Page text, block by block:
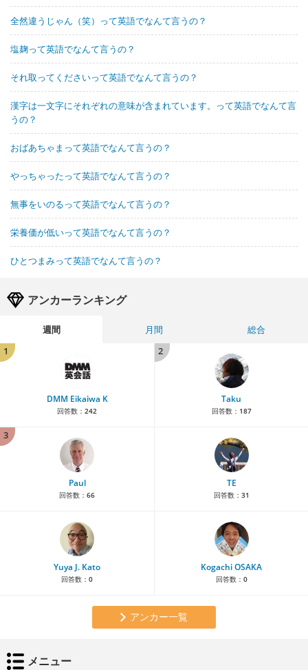
全然違うじゃん（笑）って英語でなんて言うの？
塩麹って英語でなんて言うの？
それ取ってくださいって英語でなんて言うの？
漢字は一文字にそれぞれの意味が含まれています。って英語でなんて言
うの？
おばあちゃまって英語でなんて言うの？
やっちゃったって英語でなんて言うの？
無事をいのるって英語でなんて言うの？
栄養価が低いって英語でなんて言うの？
ひとつまみって英語でなんて言うの？
アンカーランキング
週間 月間
総合
1
DMM Eikaiwa K
回答数： 242
2
Taku
回答数： 187
3
Paul
回答数： 66
TE
回答数： 31
Yuya J. Kato
回答数： 0
Kogachi OSAKA
回答数： 0
アンカー一覧
メニュー